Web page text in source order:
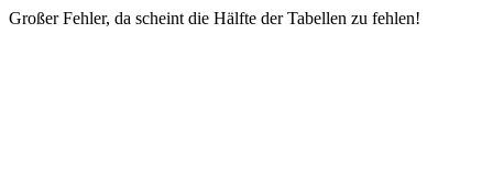
Großer Fehler, da scheint die Hälfte der Tabellen zu fehlen!